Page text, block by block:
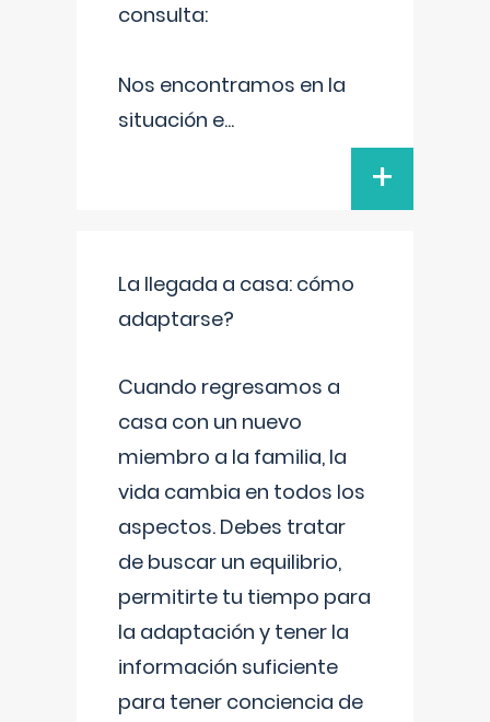
consulta:
Nos encontramos en la
situación e...
+
La llegada a casa: cómo
adaptarse?
Cuando regresamos a
casa con un nuevo
miembro a la familia, la
vida cambia en todos los
aspectos. Debes tratar
de buscar un equilibrio,
permitirte tu tiempo para
la adaptación y tener la
información suficiente
para tener conciencia de